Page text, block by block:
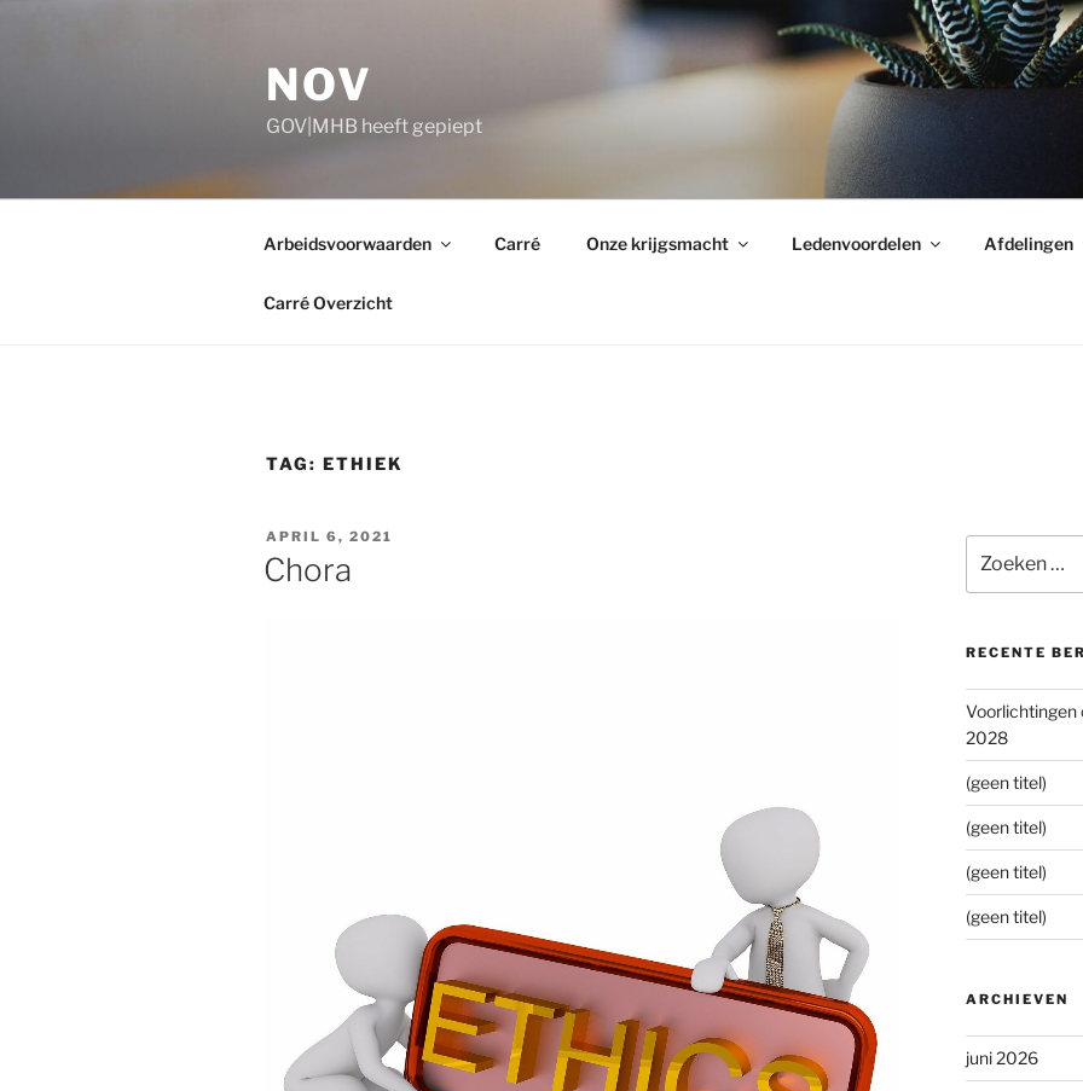
NOV
GOV|MHB heeft gepiept
Arbeidsvoorwaarden Carré Onze krijgsmacht Ledenvoordelen Afdelingen
Carré Overzicht
TAG: ETHIEK
GEPLAATST
OP
APRIL 6, 2021
Chora
naar:
RECENTE
Voorlichtingen
2028
(geen titel)
(geen titel)
(geen titel)
(geen titel)
ARCHIEVEN
juni 2026